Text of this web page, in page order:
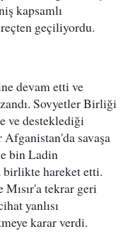
kapsamlı
geçiliyordu.
devam etti ve
Sovyetler Birliği
ve desteklediği
savaşa
bin Ladin
birlikte hareket etti.
tekrar geri
yanlısı
karar verdi.